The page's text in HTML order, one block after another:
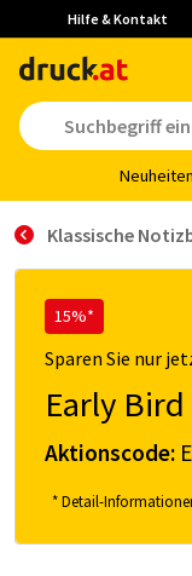
Hilfe & Kontakt
Neu­hei­ten
Klassische
15%*
Sparen Sie nur
Early
Aktionscode:
* Detail-